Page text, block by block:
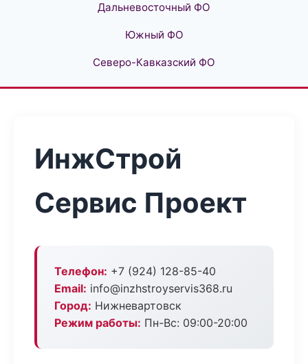
Дальневосточный ФО
Южный ФО
Северо-Кавказский ФО
ИнжСтрой
Сервис Проект
Телефон: +7 (924) 128-85-40
Email: info@inzhstroyservis368.ru
Город: Нижневартовск
Режим работы: Пн-Вс: 09:00-20:00